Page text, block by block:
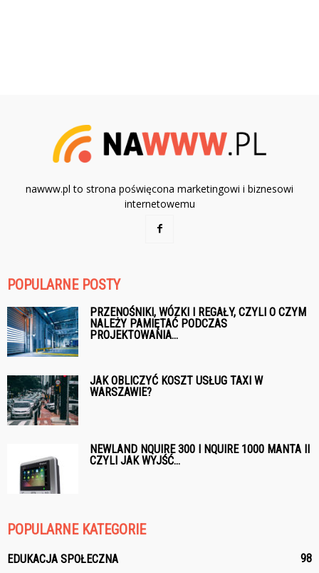
nawww.pl to strona poświęcona marketingowi i biznesowi
internetowemu
POPULARNE POSTY
PRZENOŚNIKI, WÓZKI I REGAŁY, CZYLI O CZYM
NALEŻY PAMIĘTAĆ PODCZAS
PROJEKTOWANIA...
JAK OBLICZYĆ KOSZT USŁUG TAXI W
WARSZAWIE?
NEWLAND NQUIRE 300 I NQUIRE 1000 MANTA II
CZYLI JAK WYJŚĆ...
POPULARNE KATEGORIE
EDUKACJA SPOŁECZNA 98